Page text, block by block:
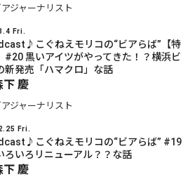
アジャーナリスト
Fri.
こぐねえモリコの“ビアらば”【特
#20 黒いアイツがやってきた！？横浜ビ
新発売「ハマクロ」な話
下 慶
アジャーナリスト
Fri.
こぐねえモリコの“ビアらば” #19
ろいろリニューアル？？な話
下 慶